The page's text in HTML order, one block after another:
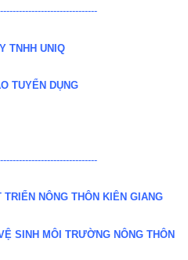
TNHH UNIQ
TUYỂN DỤNG
NÔNG THÔN KIÊN GIANG
SINH MÔI TRƯỜNG NÔNG THÔN